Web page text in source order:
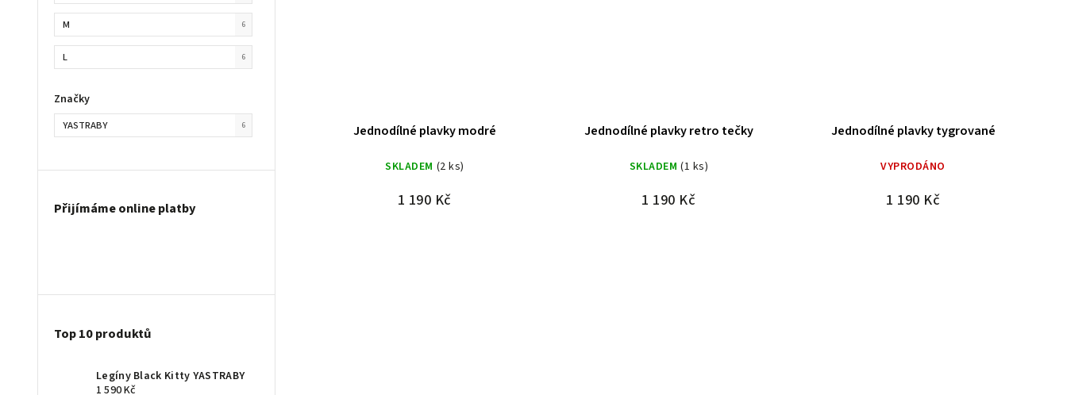
Značky
YASTRABY 6
M 6
L 6
Přijímáme online platby
Top 10 produktů
Legíny Black Kitty YASTRABY
1 590 Kč
Jednodílné plavky modré
SKLADEM (2 ks)
1 190 Kč
Jednodílné plavky retro tečky
SKLADEM (1 ks)
1 190 Kč
Jednodílné plavky tygrované
VYPRODÁNO
1 190 Kč